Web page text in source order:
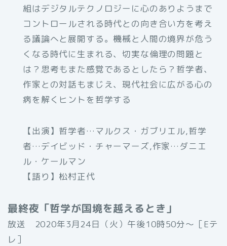
組はデジタルテクノロジーに心のありようまで
コントロールされる時代との向き合い方を考え
る議論へと展開する。機械と人間の境界が危う
くなる時代に生まれる、切実な倫理の問題と
は？思考もまた感覚であるとしたら？哲学者、
作家との対話もまじえ、現代社会に広がる心の
病を解くヒントを哲学する
【出演】哲学者…マルクス・ガブリエル,哲学
者…デイビッド・チャーマーズ,作家…ダニエ
ル・ケールマン
【語り】松村正代
最終夜「哲学が国境を越えるとき」
放送 2020年3月24日（火）午後10時50分〜［Eテ
レ］